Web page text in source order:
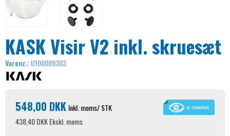
KASK Visir V2 inkl. skruesæt
Varenr.:U100009303
548,00 DKK Inkl. moms/ STK
438,40 DKKEkskl. moms